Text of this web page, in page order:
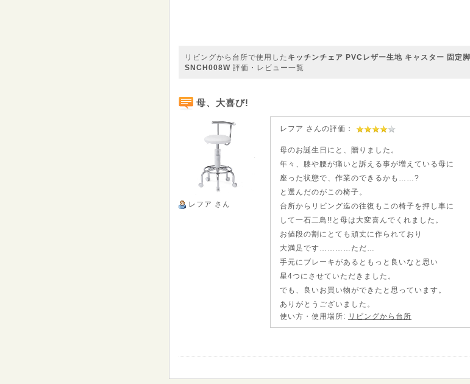
リビングから台所で使用した キッチンチェア PVCレザー生地 キャスター 固定
SNCH008W 評価・レビュー一覧
母、大喜び!
レフア さん
レフア さんの評価：
母のお誕生日にと、贈りました。
年々、膝や腰が痛いと訴える事が増えている母に
座った状態で、作業のできるかも……?
と選んだのがこの椅子。
台所からリビング迄の往復もこの椅子を押し車に
して一石二鳥!!と母は大変喜んでくれました。
お値段の割にとても頑丈に作られており
大満足です…………ただ…
手元にブレーキがあるともっと良いなと思い
星4つにさせていただきました。
でも、良いお買い物ができたと思っています。
ありがとうございました。
使い方・使用場所:
リビングから台所